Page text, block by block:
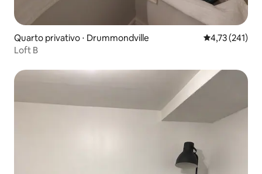
Quarto privativo ⋅ Drummondville 4,73 de uma
4,73 (241)
Loft B